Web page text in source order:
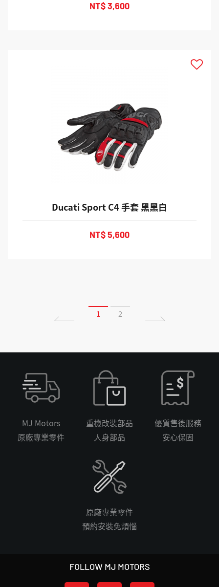
NT$ 3,600
Ducati Sport C4 手套 黑黑白
NT$ 5,600
1 2
MJ Motors
原廠專業零件
重機改裝部品
人身部品
優質售後服務
安心保固
原廠專業零件
預約安裝免煩惱
FOLLOW MJ MOTORS